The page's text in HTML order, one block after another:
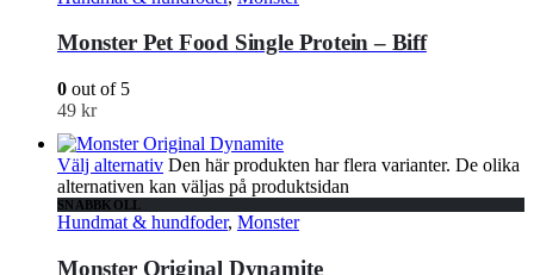
Monster Pet Food Single Protein – Biff
0 out of 5
49 kr
Välj alternativ Den här produkten har flera varianter. De olika
alternativen kan väljas på produktsidan
SNABBKOLL
Hundmat & hundfoder, Monster
Monster Original Dynamite